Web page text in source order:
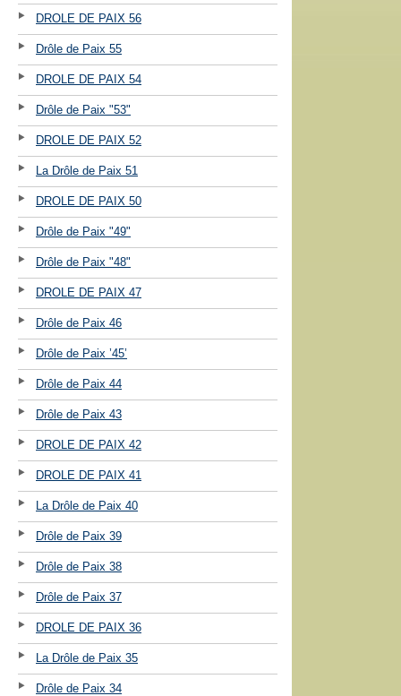
DROLE DE PAIX 56
Drôle de Paix 55
DROLE DE PAIX 54
Drôle de Paix "53"
DROLE DE PAIX 52
La Drôle de Paix 51
DROLE DE PAIX 50
Drôle de Paix "49"
Drôle de Paix "48"
DROLE DE PAIX 47
Drôle de Paix 46
Drôle de Paix ’45’
Drôle de Paix 44
Drôle de Paix 43
DROLE DE PAIX 42
DROLE DE PAIX 41
La Drôle de Paix 40
Drôle de Paix 39
Drôle de Paix 38
Drôle de Paix 37
DROLE DE PAIX 36
La Drôle de Paix 35
Drôle de Paix 34